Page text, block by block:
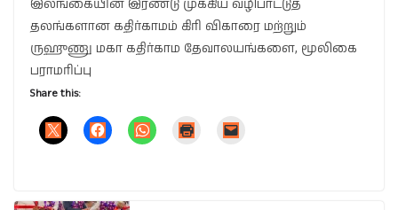
இலங்கையின் இரண்டு முக்கிய வழிபாட்டுத்
தலங்களான கதிர்காமம் கிரி விகாரை மற்றும்
ருஹுணு மகா கதிர்காம தேவாலயங்களை, மூலிகை
பராமரிப்பு
Share this: